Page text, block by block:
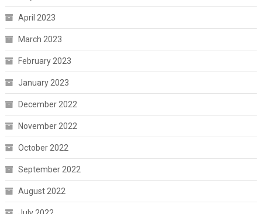
April 2023
March 2023
February 2023
January 2023
December 2022
November 2022
October 2022
September 2022
August 2022